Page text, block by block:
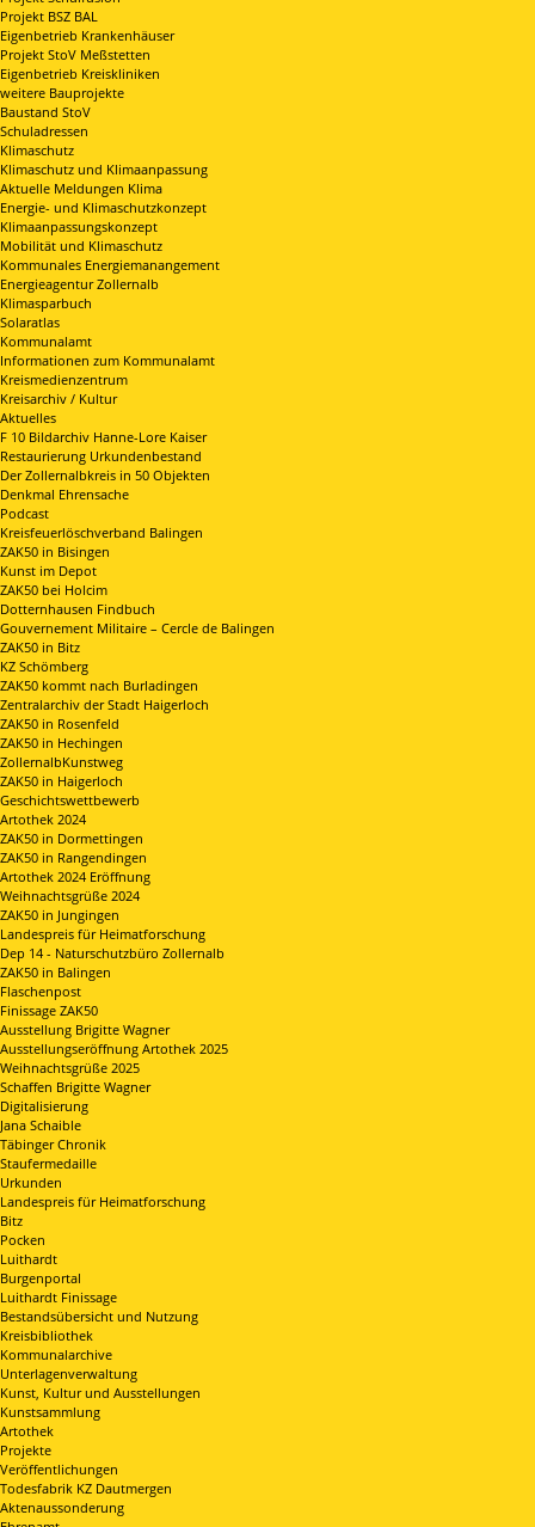
Projekt BSZ BAL
Eigenbetrieb Krankenhäuser
Projekt StoV Meßstetten
Eigenbetrieb Kreiskliniken
weitere Bauprojekte
Baustand StoV
Schuladressen
Klimaschutz
Klimaschutz und Klimaanpassung
Aktuelle Meldungen Klima
Energie- und Klimaschutzkonzept
Klimaanpassungskonzept
Mobilität und Klimaschutz
Kommunales Energiemanangement
Energieagentur Zollernalb
Klimasparbuch
Solaratlas
Kommunalamt
Informationen zum Kommunalamt
Kreismedienzentrum
Kreisarchiv / Kultur
Aktuelles
F 10 Bildarchiv Hanne-Lore Kaiser
Restaurierung Urkundenbestand
Der Zollernalbkreis in 50 Objekten
Denkmal Ehrensache
Podcast
Kreisfeuerlöschverband Balingen
ZAK50 in Bisingen
Kunst im Depot
ZAK50 bei Holcim
Dotternhausen Findbuch
Gouvernement Militaire – Cercle de Balingen
ZAK50 in Bitz
KZ Schömberg
ZAK50 kommt nach Burladingen
Zentralarchiv der Stadt Haigerloch
ZAK50 in Rosenfeld
ZAK50 in Hechingen
ZollernalbKunstweg
ZAK50 in Haigerloch
Geschichtswettbewerb
Artothek 2024
ZAK50 in Dormettingen
ZAK50 in Rangendingen
Artothek 2024 Eröffnung
Weihnachtsgrüße 2024
ZAK50 in Jungingen
Landespreis für Heimatforschung
Dep 14 - Naturschutzbüro Zollernalb
ZAK50 in Balingen
Flaschenpost
Finissage ZAK50
Ausstellung Brigitte Wagner
Ausstellungseröffnung Artothek 2025
Weihnachtsgrüße 2025
Schaffen Brigitte Wagner
Digitalisierung
Jana Schaible
Täbinger Chronik
Staufermedaille
Urkunden
Landespreis für Heimatforschung
Bitz
Pocken
Luithardt
Burgenportal
Luithardt Finissage
Bestandsübersicht und Nutzung
Kreisbibliothek
Kommunalarchive
Unterlagenverwaltung
Kunst, Kultur und Ausstellungen
Kunstsammlung
Artothek
Projekte
Veröffentlichungen
Todesfabrik KZ Dautmergen
Aktenaussonderung